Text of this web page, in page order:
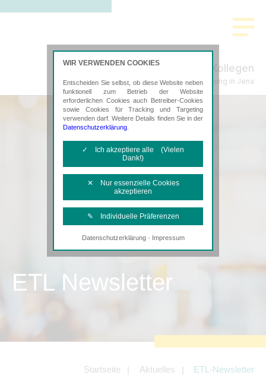
Hilbert & Kollegen
Steuerberatung in Jena
ETL Newsletter
Startseite Aktuelles ETL-Newsletter
WIR VERWENDEN COOKIES
Entscheiden Sie selbst, ob diese Website neben
funktionell zum Betrieb der Website
erforderlichen Cookies auch Betreiber-Cookies
sowie Cookies für Tracking und Targeting
verwenden darf. Weitere Details finden Sie in der
Datenschutzerklärung
✓ Ich akzeptiere alle (Vielen
Dank!)
✕ Nur essenzielle Cookies
akzeptieren
✎ Individuelle Präferenzen
Notwendige Cookies
Diese Cookies sind erforderlich, um die
Tracking- und Targeting-Cookies
Angebotes einschließlich der
Angeboten von z.B. Facebook und
LinkedIn.
Datenschutzerklärung· Impressum